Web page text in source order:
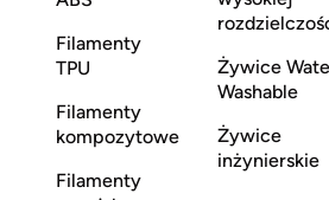
Filamenty
TPU
Filamenty
kompozytowe
Filamenty
Żywice
Washable
Żywice
inżynierskie